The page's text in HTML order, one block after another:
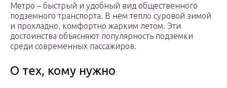
Метро – быстрый и удобный вид общественного
подземного транспорта. В нем тепло суровой зимой
и прохладно, комфортно жарким летом. Эти
достоинства объясняют популярность подземки
среди современных пассажиров.
О тех, кому нужно